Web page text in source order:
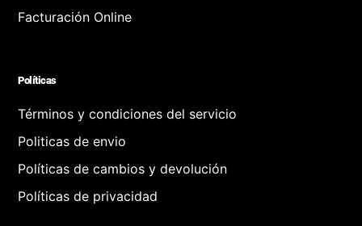
Facturación Online
Políticas
Términos y condiciones del servicio
Politicas de envio
Políticas de cambios y devolución
Políticas de privacidad